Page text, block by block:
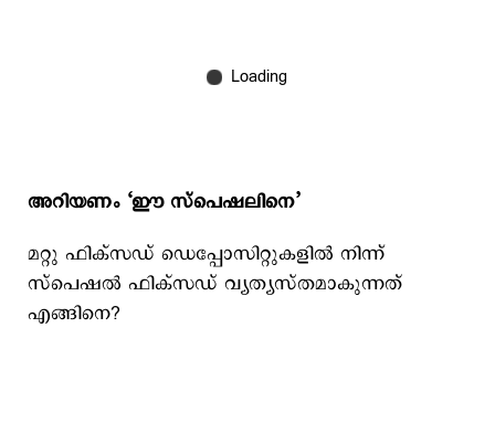
അറിയണം ‘ഈ സ്പെഷലിനെ’
മറ്റു ഫിക്സഡ് ഡെപ്പോസിറ്റുകളില്‍ നിന്ന്
സ്പെഷല്‍ ഫിക്സഡ് വ്യത്യസ്തമാകുന്നത്
എങ്ങിനെ?